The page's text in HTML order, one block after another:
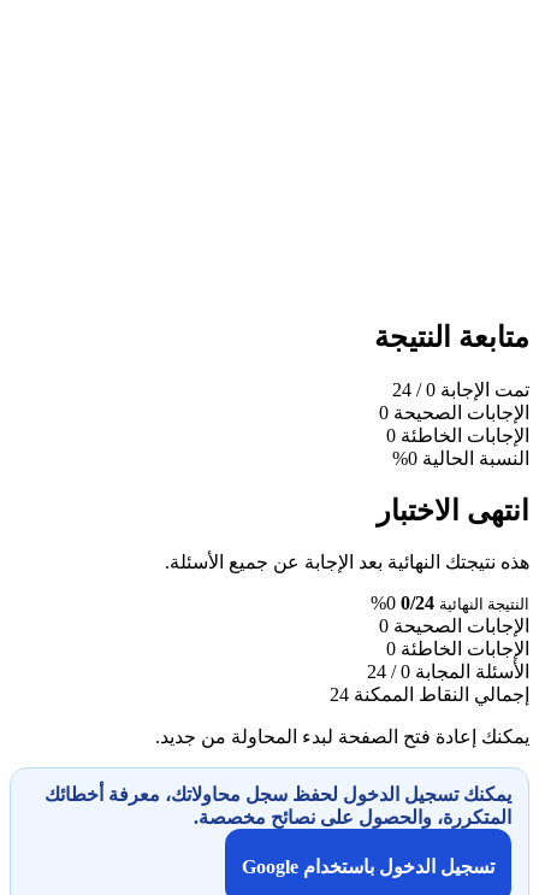
متابعة النتيجة
تمت الإجابة 0
/ 24
الإجابات الصحيحة 0
الإجابات الخاطئة 0
النسبة الحالية 0%
انتهى الاختبار
هذه نتيجتك النهائية بعد الإجابة عن جميع الأسئلة.
النتيجة النهائية 0/24
0%
الإجابات الصحيحة 0
الإجابات الخاطئة 0
الأسئلة المجابة 0 / 24
إجمالي النقاط الممكنة 24
يمكنك إعادة فتح الصفحة لبدء المحاولة من جديد.
يمكنك تسجيل الدخول لحفظ سجل محاولاتك، معرفة أخطائك
المتكررة، والحصول على نصائح مخصصة.
تسجيل الدخول باستخدام Google